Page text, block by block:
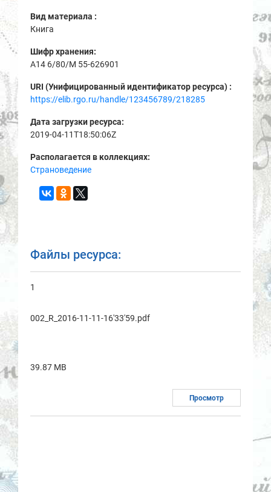
Вид материала :
Книга
Шифр хранения:
A14 6/80/М 55-626901
URI (Унифицированный идентификатор ресурса) :
https://elib.rgo.ru/handle/123456789/218285
Дата загрузки ресурса:
2019-04-11T18:50:06Z
Располагается в коллекциях:
Страноведение
Файлы ресурса:
1
002_R_2016-11-11-16'33'59.pdf
39.87 MB
Просмотр